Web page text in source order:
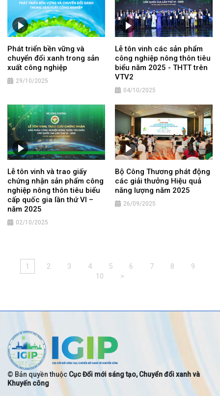
Phát triển bền vững và
chuyển đổi xanh trong sản
xuất công nghiệp
29/10/2025
Lễ tôn vinh các sản phẩm
công nghiệp nông thôn tiêu
biểu năm 2025 - THTT trên
VTV2
04/10/2025
Lễ tôn vinh và trao giấy
chứng nhận sản phẩm công
nghiệp nông thôn tiêu biểu
cấp quốc gia lần thứ VI –
năm 2025
02/10/2025
Bộ Công Thương phát động
các giải thưởng Hiệu quả
năng lượng năm 2025
26/09/2025
1 2 3 4 5 6 7 8
9
10
>
© Bản quyền thuộc Cục Đổi mới sáng tạo, Chuyển đổi xanh và
Khuyến công